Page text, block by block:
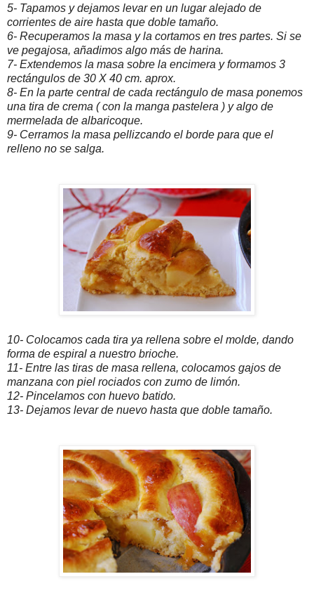
5- Tapamos y dejamos levar en un lugar alejado de
corrientes de aire hasta que doble tamaño.
6- Recuperamos la masa y la cortamos en tres partes. Si se
ve pegajosa, añadimos algo más de harina.
7- Extendemos la masa sobre la encimera y formamos 3
rectángulos de 30 X 40 cm. aprox.
8- En la parte central de cada rectángulo de masa ponemos
una tira de crema ( con la manga pastelera ) y algo de
mermelada de albaricoque.
9- Cerramos la masa pellizcando el borde para que el
relleno no se salga.
10- Colocamos cada tira ya rellena sobre el molde, dando
forma de espiral a nuestro brioche.
11- Entre las tiras de masa rellena, colocamos gajos de
manzana con piel rociados con zumo de limón.
12- Pincelamos con huevo batido.
13- Dejamos levar de nuevo hasta que doble tamaño.